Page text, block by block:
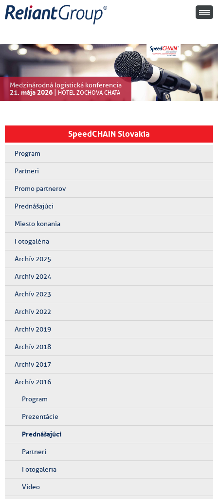
Medzinárodná logistická konferencia
21. mája 2026 | HOTEL ZOCHOVA CHATA
SpeedCHAIN Slovakia
Program
Partneri
Promo partnerov
Prednášajúci
Miesto konania
Fotogaléria
Archív 2025
Archív 2024
Archív 2023
Archív 2022
Archív 2019
Archív 2018
Archív 2017
Archív 2016
Program
Prezentácie
Prednášajúci
Partneri
Fotogaleria
Video